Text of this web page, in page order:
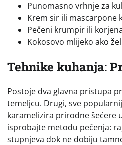
Punomasno vrhnje za
Krem sir ili mascarpone
Pečeni krumpir ili
Kokosovo mlijeko ako
Tehnike kuhanja:
Postoje dva glavna pristupa
temeljcu. Drugi, sve
karamelizira prirodne šećere
isprobajte metodu pečenja:
stupnjeva dok ne dobiju